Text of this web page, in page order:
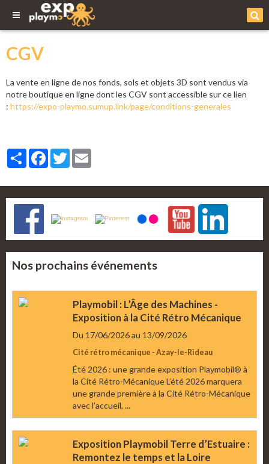
CGV
La vente en ligne de nos fonds, sols et objets 3D sont vendus via
notre boutique en ligne dont les CGV sont accessible sur ce lien
: https://expo-playmo.sumup.link/page/conditions-generales
PartagerFacebook
Twitter
Nos prochains événements
Playmobil : L’Âge des Machines -
Exposition à la Cité Rétro Mécanique
Du 17/06/2026au 13/09/2026
Cité rétro mécanique - Azay-le-Rideau
Été 2026 : une grande exposition Playmobil® à
la Cité Rétro-Mécanique L’été 2026 marquera
une grande première à la Cité Rétro-Mécanique
avec l’accueil, ...
Exposition Playmobil Terre d’Estuaire :
Remontez le temps et la Loire